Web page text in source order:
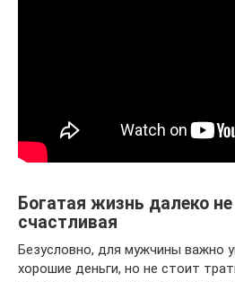
Богатая жизнь далеко не
счастливая
Безусловно, для мужчины важно
хорошие деньги, но не стоит